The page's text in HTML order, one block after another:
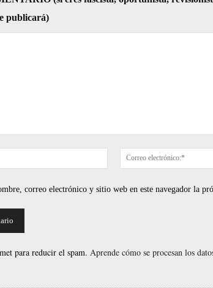
publicará)
Nombre:*
correo electrónico y sitio web en este navegador la
para reducir el spam. Aprende cómo se procesan los